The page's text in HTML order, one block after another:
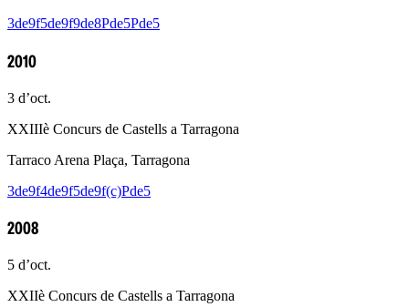
3de9f5de9f9de8Pde5Pde5
2010
3 d’oct.
XXIIIè Concurs de Castells a Tarragona
Tarraco Arena Plaça, Tarragona
3de9f4de9f5de9f(c)Pde5
2008
5 d’oct.
XXIIè Concurs de Castells a Tarragona